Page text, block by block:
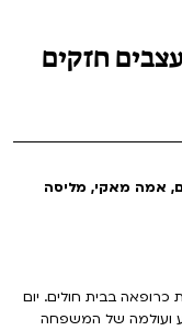
חזקים
אמה מאקי, מליסה
כרופאה בבית חולים. יום
ועולמה של המשפחה